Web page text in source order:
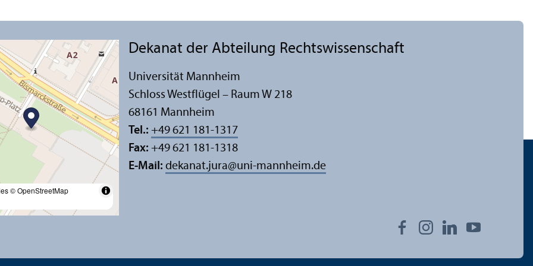
© OpenStreetMap
Dekanat der Abteilung Rechts­wissenschaft
Universität Mannheim
Schloss Westflügel – Raum W 218
68161 Mannheim
Tel.: +49 621 181-1317
Fax: +49 621 181-1318
E-Mail: dekanat.jura@uni-mannheim.de